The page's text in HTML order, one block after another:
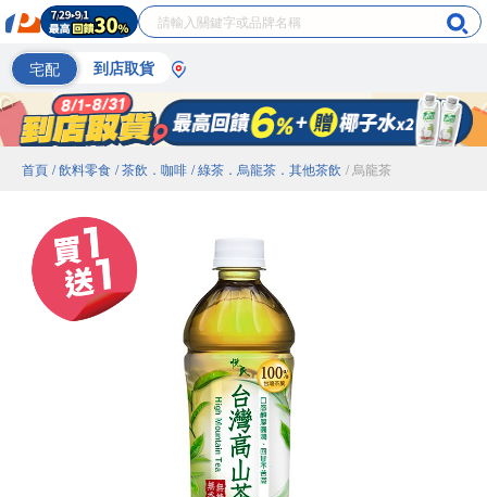
宅配 到店取貨
首頁 / 飲料零食 / 茶飲．咖啡 / 綠茶．烏龍茶．其他茶飲 / 烏龍茶